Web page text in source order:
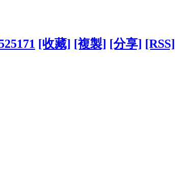
[收藏] [複製] [分享] [RSS]